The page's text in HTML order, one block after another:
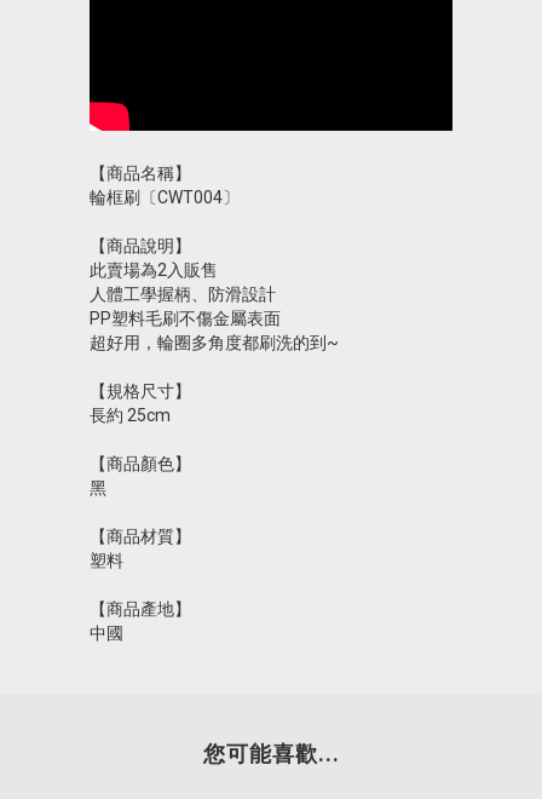
【商品名稱】
輪框刷〔CWT004〕
【商品說明】
此賣場為2入販售
人體工學握柄、防滑設計
PP塑料毛刷不傷金屬表面
超好用，輪圈多角度都刷洗的到~
【規格尺寸】
長約 25cm
【商品顏色】
黑
【商品材質】
塑料
【商品產地】
中國
您可能喜歡...